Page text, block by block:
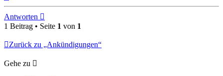
Antworten
1 Beitrag • Seite 1 von 1
Zurück zu „Ankündigungen“
Gehe zu